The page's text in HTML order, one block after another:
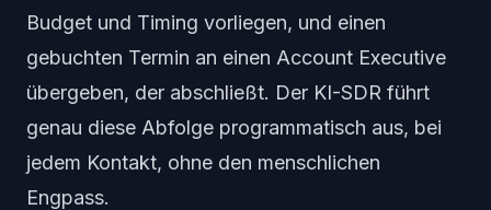
Budget und Timing vorliegen, und einen
gebuchten Termin an einen Account Executive
übergeben, der abschließt. Der KI-SDR führt
genau diese Abfolge programmatisch aus, bei
jedem Kontakt, ohne den menschlichen
Engpass.